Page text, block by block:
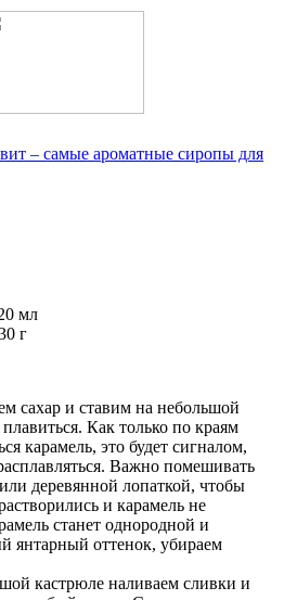
– самые ароматные сиропы для
мл
г
сахар и ставим на небольшой
Как только по краям
карамель, это будет сигналом,
Важно помешивать
деревянной лопаткой, чтобы
и карамель не
станет однородной и
янтарный оттенок, убираем
кастрюле наливаем сливки и